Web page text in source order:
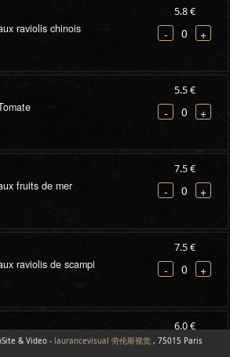
raviolis chinois
5.8 €
- 0 +
5.5 €
- 0 +
fruits de mer
7.5 €
- 0 +
raviolis de scampi
7.5 €
- 0 +
6.0 €
- 0 +
& Video - laurancevisual 劳伦斯视觉, 75015 Paris